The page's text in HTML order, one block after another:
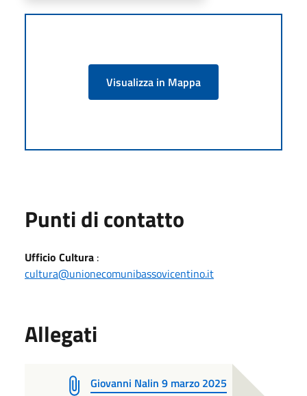
Visualizza in Mappa
Punti di contatto
Ufficio Cultura :
cultura@unionecomunibassovicentino.it
Allegati
Giovanni Nalin 9 marzo 2025